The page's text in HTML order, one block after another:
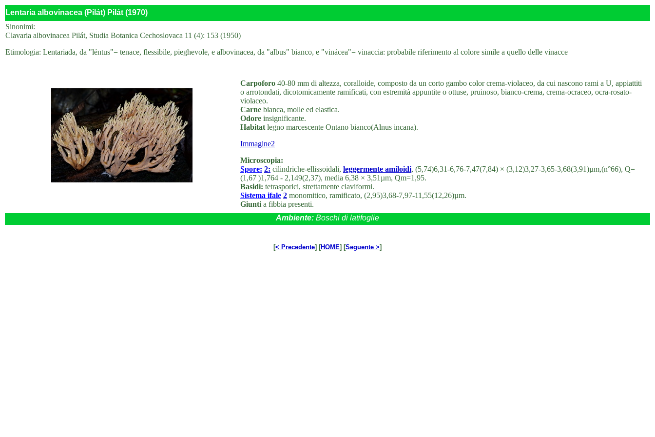
Lentaria albovinacea (Pilát) Pilát (1970)
Sinonimi:
Clavaria albovinacea Pilát, Studia Botanica Cechoslovaca 11 (4): 153 (1950)
Etimologia: Lentariada, da "léntus"= tenace, flessibile, pieghevole, e albovinacea, da "albus" bianco, e "vinácea"= vinaccia: probabile riferimento al colore simile a quello delle vinacce
Carpoforo 40-80 mm di altezza, coralloide, composto da un corto gambo color crema-violaceo, da cui nascono rami a U, appiattiti
o arrotondati, dicotomicamente ramificati, con estremità appuntite o ottuse, pruinoso, bianco-crema, crema-ocraceo, ocra-rosato-
violaceo.
Carne bianca, molle ed elastica.
Odore insignificante.
Habitat legno marcescente Ontano bianco(Alnus incana).
Immagine2
Microscopia:
Spore: 2: cilindriche-ellissoidali, leggermente amiloidi, (5,74)6,31-6,76-7,47(7,84) × (3,12)3,27-3,65-3,68(3,91)µm,(n°66), Q=
(1,67 )1,764 - 2,149(2,37), media 6,38 × 3,51µm, Qm=1,95.
Basidi: tetrasporici, strettamente claviformi.
Sistema ifale 2 monomitico, ramificato, (2,95)3,68-7,97-11,55(12,26)µm.
Giunti a fibbia presenti.
Ambiente: Boschi di latifoglie
[< Precedente] [HOME] [Seguente >]